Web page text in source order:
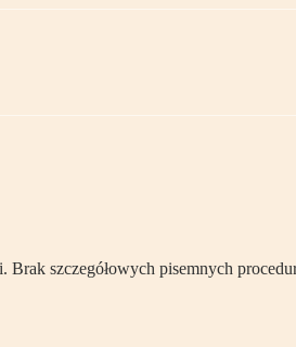
szczegółowych pisemnych